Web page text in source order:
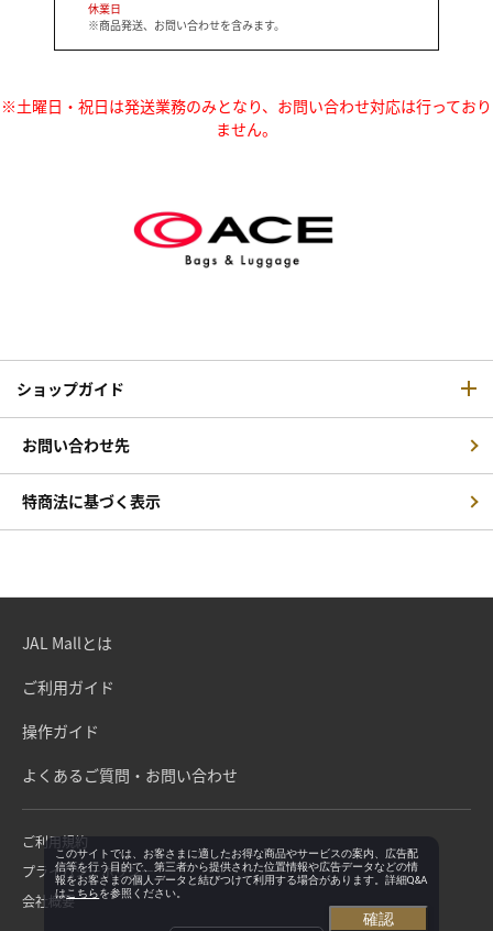
休業日
※商品発送、お問い合わせを含みます。
※土曜日・祝日は発送業務のみとなり、お問い合わせ対応は行っており
ません。
ショップガイド
お問い合わせ先
特商法に基づく表示
JAL Mallとは
ご利用ガイド
操作ガイド
よくあるご質問・お問い合わせ
ご利用規約
プライバシーポリシー
会社概要
このサイトでは、お客さまに適したお得な商品やサービスの案内、広告配
信等を行う目的で、第三者から提供された位置情報や広告データなどの情
報をお客さまの個人データと結びつけて利用する場合があります。詳細Q&A
はこちらを参照ください。
確認